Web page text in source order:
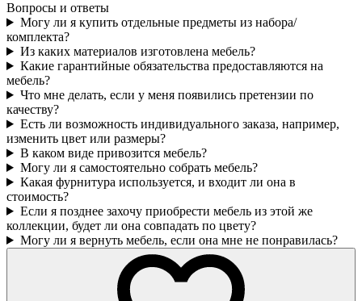
Вопросы и ответы
Могу ли я купить отдельные предметы из набора/
комплекта?
Из каких материалов изготовлена мебель?
Какие гарантийные обязательства предоставляются на
мебель?
Что мне делать, если у меня появились претензии по
качеству?
Есть ли возможность индивидуального заказа, например,
изменить цвет или размеры?
В каком виде привозится мебель?
Могу ли я самостоятельно собрать мебель?
Какая фурнитура используется, и входит ли она в
стоимость?
Если я позднее захочу приобрести мебель из этой же
коллекции, будет ли она совпадать по цвету?
Могу ли я вернуть мебель, если она мне не понравилась?